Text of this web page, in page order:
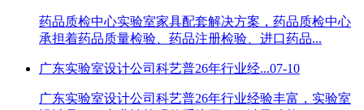
药品质检中心实验室家具配套解决方案，药品质检中心
承担着药品质量检验、药品注册检验、进口药品...
广东实验室设计公司科艺普26年行业经...07-10
广东实验室设计公司科艺普26年行业经验丰富，实验室